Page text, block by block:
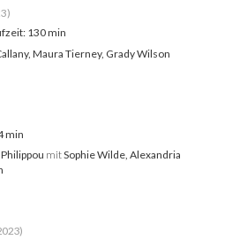
130 min
Maura Tierney, Grady Wilson
min
mitSophie Wilde, Alexandria